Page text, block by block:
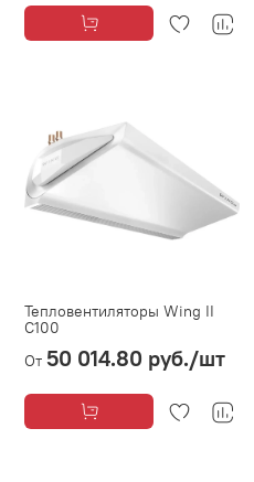
Тепловентиляторы Wing II
C100
От 50 014.80 руб./шт